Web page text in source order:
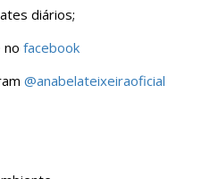
diários;
no facebook
@anabelateixeiraoficial